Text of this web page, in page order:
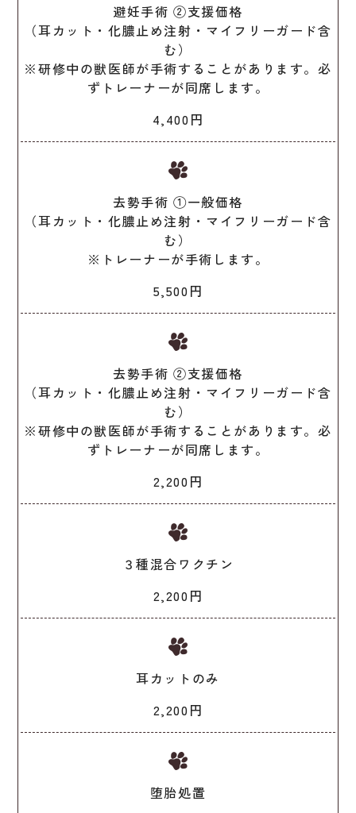
避妊手術 ②支援価格
（耳カット・化膿止め注射・マイフリーガード含
む）
※研修中の獣医師が手術することがあります。必
ずトレーナーが同席します。
4,400円
去勢手術 ①一般価格
（耳カット・化膿止め注射・マイフリーガード含
む）
※トレーナーが手術します。
5,500円
去勢手術 ②支援価格
（耳カット・化膿止め注射・マイフリーガード含
む）
※研修中の獣医師が手術することがあります。必
ずトレーナーが同席します。
2,200円
３種混合ワクチン
2,200円
耳カットのみ
2,200円
堕胎処置